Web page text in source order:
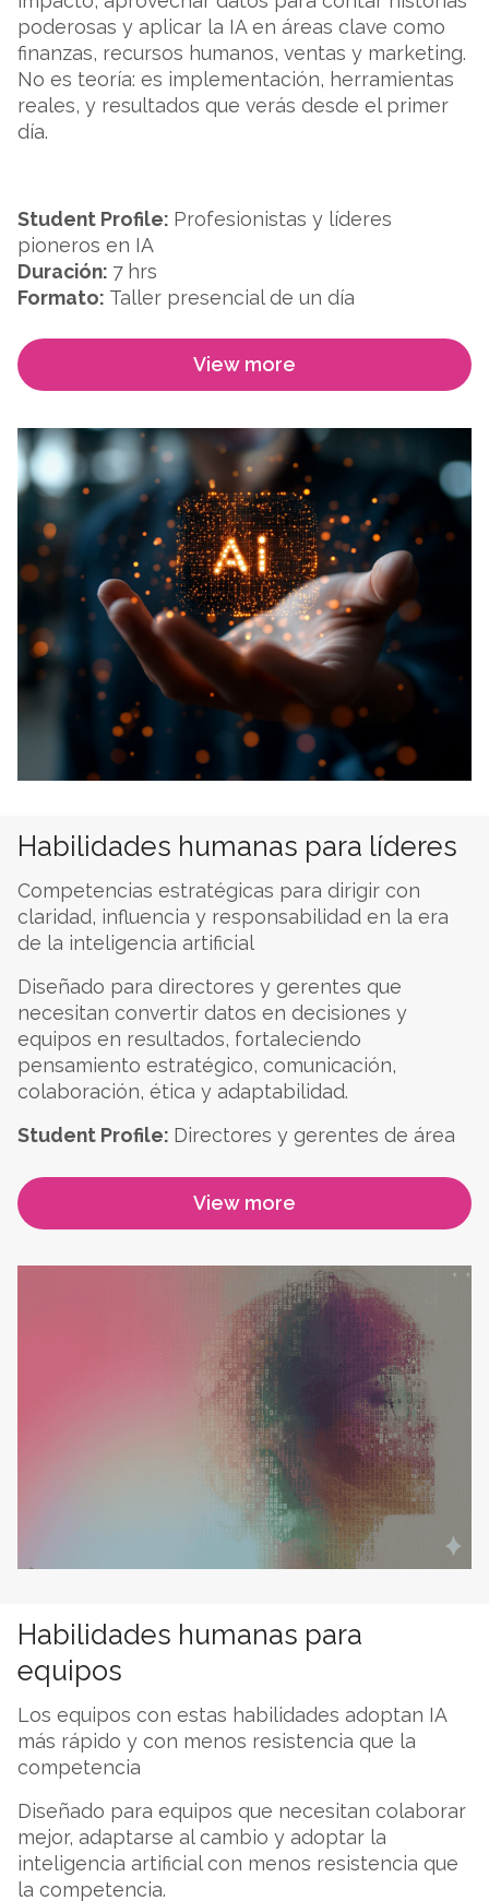
poderosas y aplicar la IA en áreas clave como
finanzas, recursos humanos, ventas y marketing.
No es teoría: es implementación, herramientas
reales, y resultados que verás desde el primer
día.
Student Profile: Profesionistas y líderes
pioneros en IA
Duración: 7 hrs
Formato: Taller presencial de un día
View more
Habilidades humanas para líderes
Competencias estratégicas para dirigir con
claridad, influencia y responsabilidad en la era
de la inteligencia artificial
Diseñado para directores y gerentes que
necesitan convertir datos en decisiones y
equipos en resultados, fortaleciendo
pensamiento estratégico, comunicación,
colaboración, ética y adaptabilidad.
Student Profile: Directores y gerentes de área
View more
Habilidades humanas para
equipos
Los equipos con estas habilidades adoptan IA
más rápido y con menos resistencia que la
competencia
Diseñado para equipos que necesitan colaborar
mejor, adaptarse al cambio y adoptar la
inteligencia artificial con menos resistencia que
la competencia.